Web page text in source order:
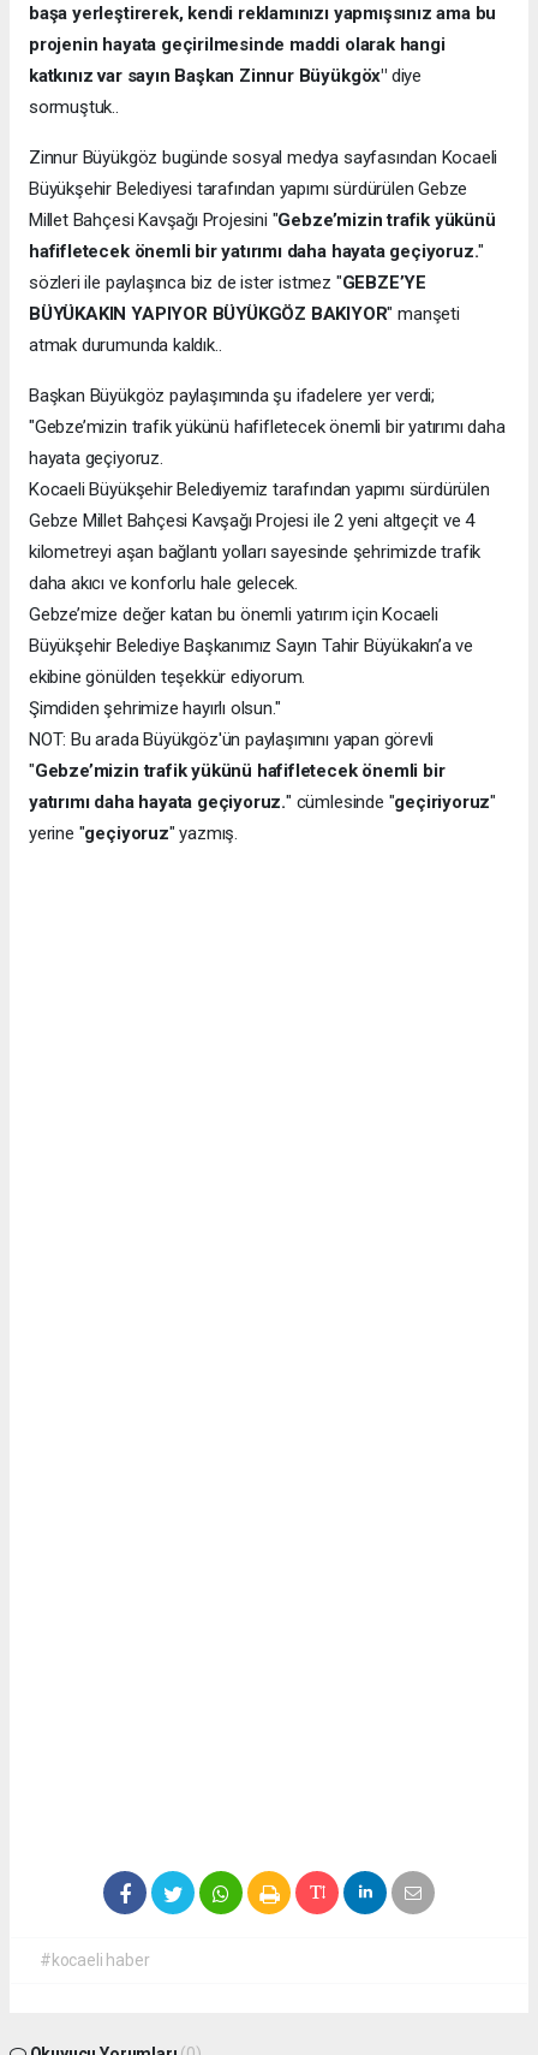
başa yerleştirerek, kendi reklamınızı yapmışsınız ama bu
projenin hayata geçirilmesinde maddi olarak hangi
katkınız var sayın Başkan Zinnur Büyükgöx" diye
sormuştuk..
Zinnur Büyükgöz bugünde sosyal medya sayfasından Kocaeli
Büyükşehir Belediyesi tarafından yapımı sürdürülen Gebze
Millet Bahçesi Kavşağı Projesini "Gebze’mizin trafik yükünü
hafifletecek önemli bir yatırımı daha hayata geçiyoruz."
sözleri ile paylaşınca biz de ister istmez "GEBZE’YE
BÜYÜKAKIN YAPIYOR BÜYÜKGÖZ BAKIYOR" manşeti
atmak durumunda kaldık..
Başkan Büyükgöz paylaşımında şu ifadelere yer verdi;
"Gebze’mizin trafik yükünü hafifletecek önemli bir yatırımı daha
hayata geçiyoruz.
Kocaeli Büyükşehir Belediyemiz tarafından yapımı sürdürülen
Gebze Millet Bahçesi Kavşağı Projesi ile 2 yeni altgeçit ve 4
kilometreyi aşan bağlantı yolları sayesinde şehrimizde trafik
daha akıcı ve konforlu hale gelecek.
Gebze’mize değer katan bu önemli yatırım için Kocaeli
Büyükşehir Belediye Başkanımız Sayın Tahir Büyükakın’a ve
ekibine gönülden teşekkür ediyorum.
Şimdiden şehrimize hayırlı olsun."
NOT: Bu arada Büyükgöz'ün paylaşımını yapan görevli
"Gebze’mizin trafik yükünü hafifletecek önemli bir
yatırımı daha hayata geçiyoruz." cümlesinde "geçiriyoruz"
yerine "geçiyoruz" yazmış.
#kocaeli haber